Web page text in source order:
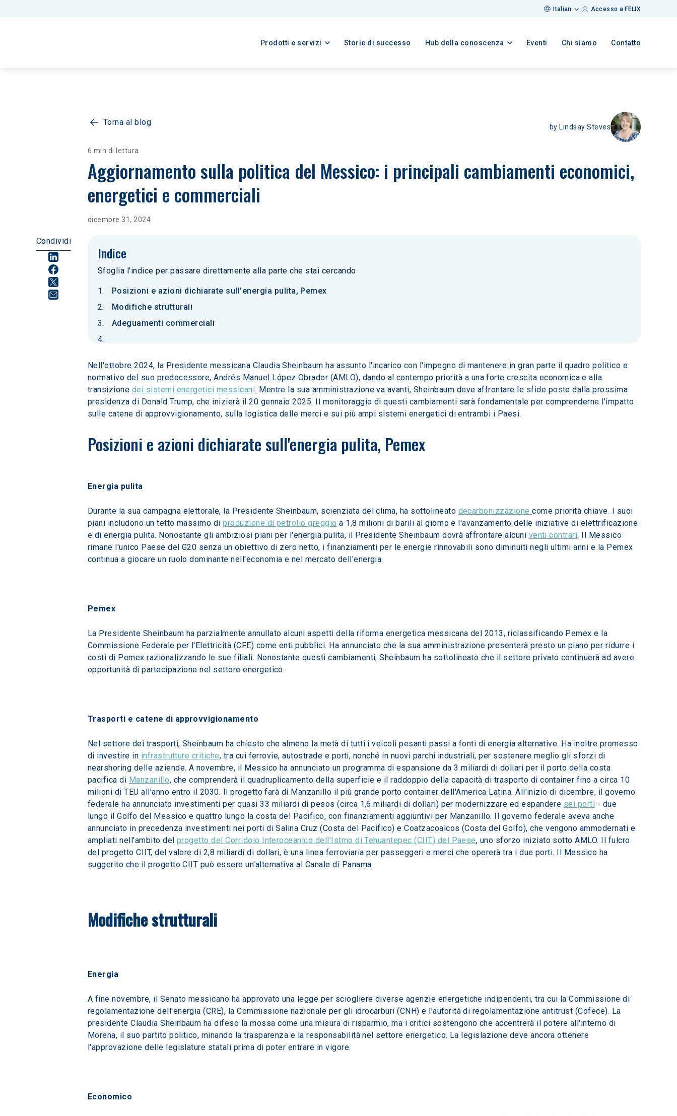
Italian Accesso a FELIX
Prodotti e servizi Storie di successo Hub della conoscenza Eventi Chi siamo Contatto
Torna al blog byLindsay Steves
6 min di lettura
Aggiornamento sulla politica del Messico: i principali cambiamenti economici,
energetici e commerciali
dicembre 31, 2024
Condividi
Indice
Sfoglia l'indice per passare direttamente alla parte che stai cercando
Posizioni e azioni dichiarate sull'energia pulita, Pemex
Modifiche strutturali
Adeguamenti commerciali
Nell'ottobre 2024, la Presidente messicana Claudia Sheinbaum ha assunto l'incarico con l'impegno di mantenere in gran parte il quadro politico e
normativo del suo predecessore, Andrés Manuel López Obrador (AMLO), dando al contempo priorità a una forte crescita economica e alla
transizione dei sistemi energetici messicani. Mentre la sua amministrazione va avanti, Sheinbaum deve affrontare le sfide poste dalla prossima
presidenza di Donald Trump, che inizierà il 20 gennaio 2025. Il monitoraggio di questi cambiamenti sarà fondamentale per comprenderne l'impatto
sulle catene di approvvigionamento, sulla logistica delle merci e sui più ampi sistemi energetici di entrambi i Paesi.
Posizioni e azioni dichiarate sull'energia pulita, Pemex
Energia pulita
Durante la sua campagna elettorale, la Presidente Sheinbaum, scienziata del clima, ha sottolineato decarbonizzazione come priorità chiave. I suoi
piani includono un tetto massimo di produzione di petrolio greggio a 1,8 milioni di barili al giorno e l'avanzamento delle iniziative di elettrificazione
e di energia pulita. Nonostante gli ambiziosi piani per l'energia pulita, il Presidente Sheinbaum dovrà affrontare alcuni venti contrari. Il Messico
rimane l'unico Paese del G20 senza un obiettivo di zero netto, i finanziamenti per le energie rinnovabili sono diminuiti negli ultimi anni e la Pemex
continua a giocare un ruolo dominante nell'economia e nel mercato dell'energia.
Pemex
La Presidente Sheinbaum ha parzialmente annullato alcuni aspetti della riforma energetica messicana del 2013, riclassificando Pemex e la
Commissione Federale per l'Elettricità (CFE) come enti pubblici. Ha annunciato che la sua amministrazione presenterà presto un piano per ridurre i
costi di Pemex razionalizzando le sue filiali. Nonostante questi cambiamenti, Sheinbaum ha sottolineato che il settore privato continuerà ad avere
opportunità di partecipazione nel settore energetico.
Trasporti e catene di approvvigionamento
Nel settore dei trasporti, Sheinbaum ha chiesto che almeno la metà di tutti i veicoli pesanti passi a fonti di energia alternative. Ha inoltre promesso
di investire in infrastrutture critiche, tra cui ferrovie, autostrade e porti, nonché in nuovi parchi industriali, per sostenere meglio gli sforzi di
nearshoring delle aziende. A novembre, il Messico ha annunciato un programma di espansione da 3 miliardi di dollari per il porto della costa
pacifica di Manzanillo, che comprenderà il quadruplicamento della superficie e il raddoppio della capacità di trasporto di container fino a circa 10
milioni di TEU all'anno entro il 2030. Il progetto farà di Manzanillo il più grande porto container dell'America Latina. All'inizio di dicembre, il governo
federale ha annunciato investimenti per quasi 33 miliardi di pesos (circa 1,6 miliardi di dollari) per modernizzare ed espandere sei porti - due
lungo il Golfo del Messico e quattro lungo la costa del Pacifico, con finanziamenti aggiuntivi per Manzanillo. Il governo federale aveva anche
annunciato in precedenza investimenti nei porti di Salina Cruz (Costa del Pacifico) e Coatzacoalcos (Costa del Golfo), che vengono ammodernati e
ampliati nell'ambito del progetto del Corridoio Interoceanico dell'Istmo di Tehuantepec (CIIT) del Paese, uno sforzo iniziato sotto AMLO. Il fulcro
del progetto CIIT, del valore di 2,8 miliardi di dollari, è una linea ferroviaria per passeggeri e merci che opererà tra i due porti. Il Messico ha
suggerito che il progetto CIIT può essere un'alternativa al Canale di Panama.
Modifiche strutturali
Energia
A fine novembre, il Senato messicano ha approvato una legge per sciogliere diverse agenzie energetiche indipendenti, tra cui la Commissione di
regolamentazione dell'energia (CRE), la Commissione nazionale per gli idrocarburi (CNH) e l'autorità di regolamentazione antitrust (Cofece). La
presidente Claudia Sheinbaum ha difeso la mossa come una misura di risparmio, ma i critici sostengono che accentrerà il potere all'interno di
Morena, il suo partito politico, minando la trasparenza e la responsabilità nel settore energetico. La legislazione deve ancora ottenere
l'approvazione delle legislature statali prima di poter entrare in vigore.
Economico